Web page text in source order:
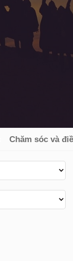
Chăm sóc và